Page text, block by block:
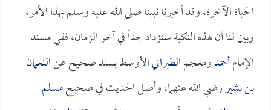
الحياة الآخرة، وقد أخبرنا نبينا صلى الله عليه وسلم بهذا الأمر،
وبين لنا أن هذه النكبة ستزداد جداً في آخر الزمان، ففي مسند
الإمامأحمدومعجمالطبرانيالأوسط بسند صحيح عنالنعمان
بن بشيررضي الله عنهما، وأصل الحديث في صحيحمسلم